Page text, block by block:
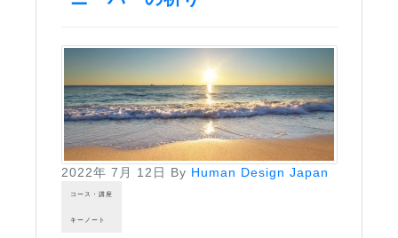
2022年 7月 12日 By Human Design Japan
コース・講座
キーノート